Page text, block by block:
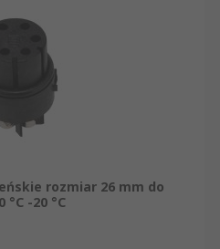
rozmiar 26 mm do
°C -20 °C